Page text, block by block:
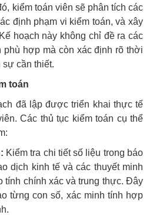
kiểm toán viên sẽ phân tích các
định phạm vi kiểm toán, và xây
hoạch này không chỉ đề ra các
phù hợp mà còn xác định rõ thời
cần thiết.
toán
đã lập được triển khai thực tế
Các thủ tục kiểm toán cụ thể
Kiểm tra chi tiết số liệu trong báo
dịch kinh tế và các thuyết minh
tính chính xác và trung thực. Đây
từng con số, xác minh tính hợp